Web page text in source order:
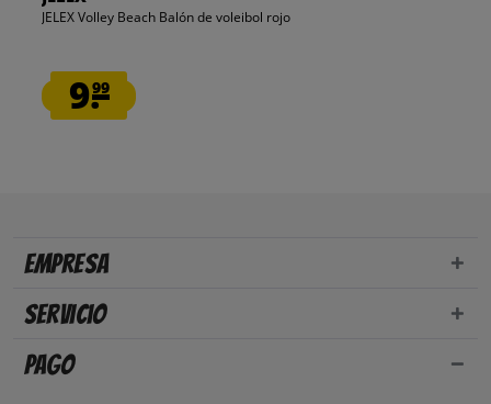
JELEX Volley Beach Balón de voleibol rojo
9.99
Empresa
Servicio
Pago